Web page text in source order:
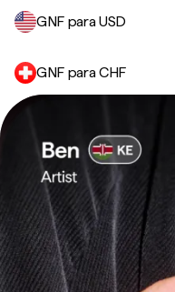
GNF para USD
GNF para CHF